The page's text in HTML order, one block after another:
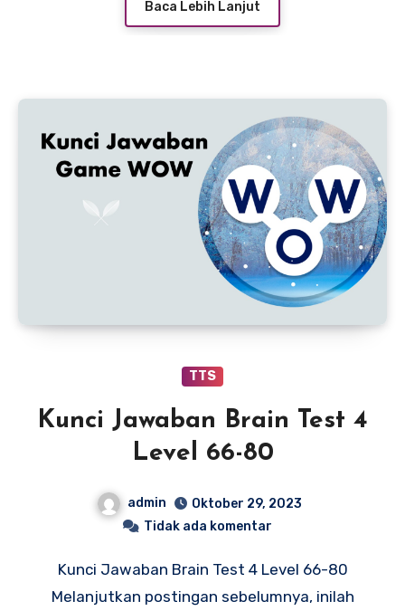
Baca Lebih Lanjut
TTS
Kunci Jawaban Brain Test 4
Level 66-80
admin
Oktober 29, 2023
Tidak ada komentar
Kunci Jawaban Brain Test 4 Level 66-80
Melanjutkan postingan sebelumnya, inilah